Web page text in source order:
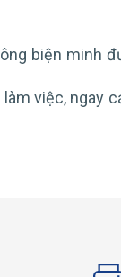
biện minh
việc, ngay